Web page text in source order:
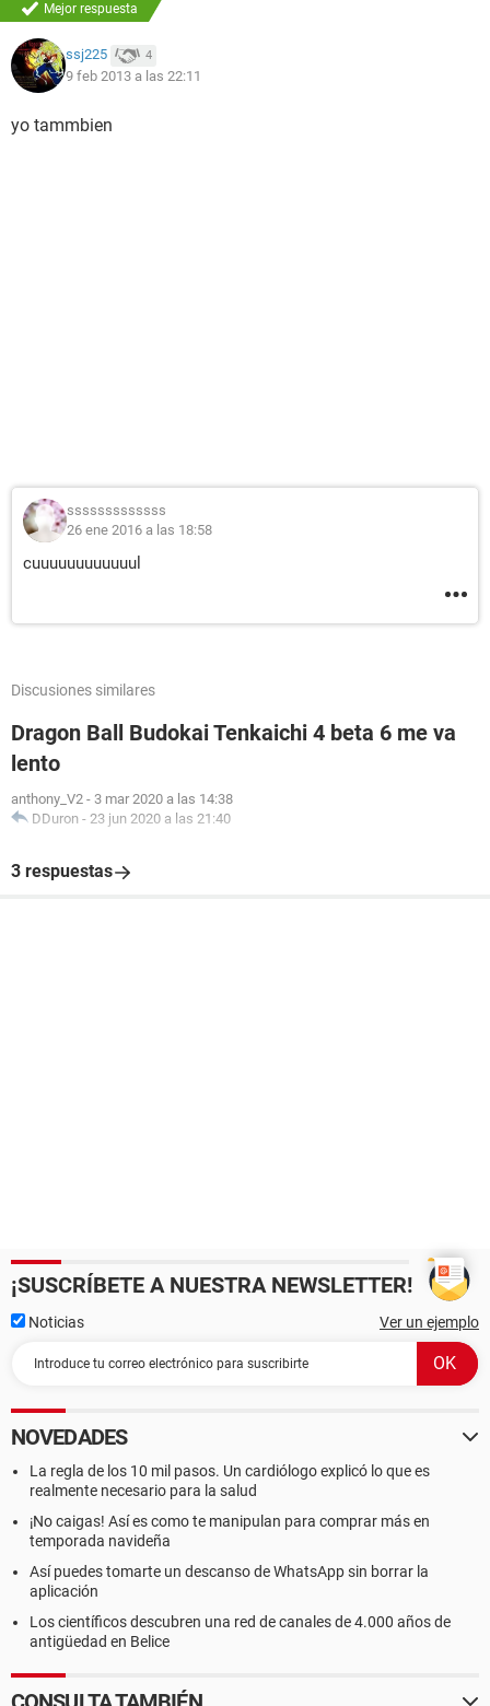
Mejor respuesta
ssj225 4
9 feb 2013 a las 22:11
yo tammbien
sssssssssssss
26 ene 2016 a las 18:58
cuuuuuuuuuuuul
Discusiones similares
Dragon Ball Budokai Tenkaichi 4 beta 6 me va
lento
anthony_V2 - 3 mar 2020 a las 14:38
DDuron - 23 jun 2020 a las 21:40
3 respuestas
¡SUSCRÍBETE A NUESTRA NEWSLETTER!
Noticias Ver un ejemplo
NOVEDADES
La regla de los 10 mil pasos. Un cardiólogo explicó lo que es
realmente necesario para la salud
¡No caigas! Así es como te manipulan para comprar más en
temporada navideña
Así puedes tomarte un descanso de WhatsApp sin borrar la
aplicación
Los científicos descubren una red de canales de 4.000 años de
antigüedad en Belice